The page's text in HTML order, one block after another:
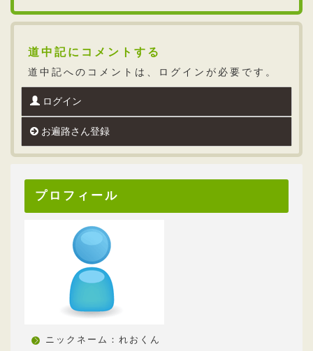
道中記にコメントする
道中記へのコメントは、ログインが必要です。
ログイン
お遍路さん登録
プロフィール
ニックネーム：れおくん